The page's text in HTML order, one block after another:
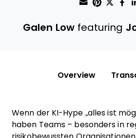
Galen Lowfeaturing
Overview
Wenn der KI-Hype „alles ist
haben Teams – besonders in
risikobewussten